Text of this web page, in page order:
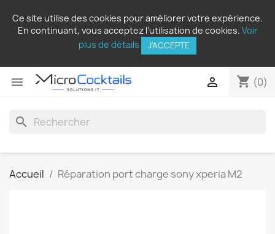
Ce site utilise des cookies pour améliorer votre expérience.
En continuant, vous acceptez l’utilisation de cookies. Voir
plus de détails
J'ACCEPTE
 shopping_cart (0)

search
Accueil Réparation port charge sony xperia M2